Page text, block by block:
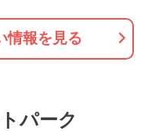
情報を見る
パーク